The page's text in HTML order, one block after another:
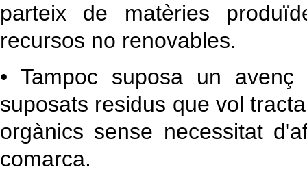
parteix de matèries
recursos no renovables.
• Tampoc suposa un
suposats residus que vol
orgànics sense necessitat
comarca.